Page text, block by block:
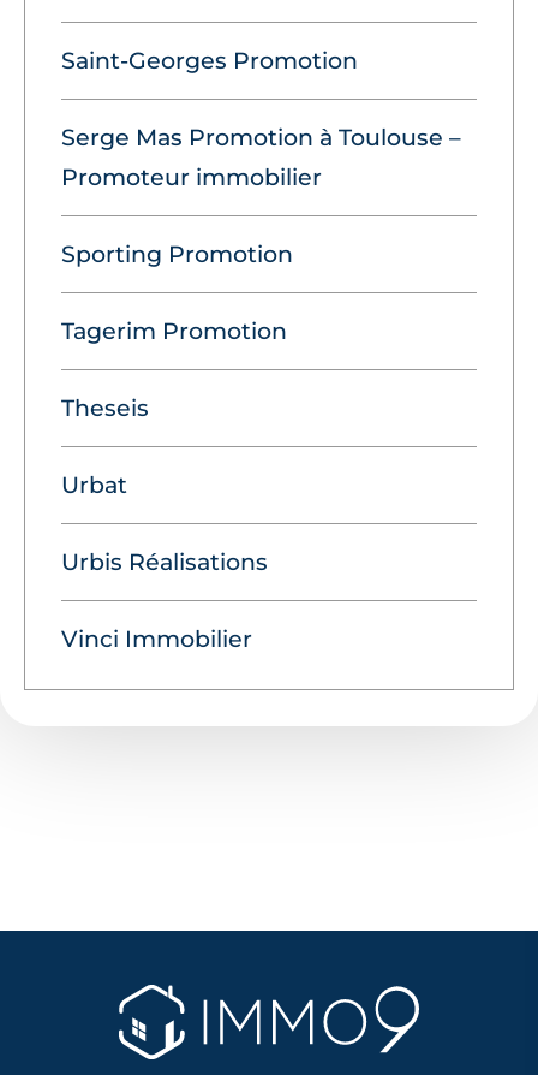
Saint-Georges Promotion
Serge Mas Promotion à Toulouse –
Promoteur immobilier
Sporting Promotion
Tagerim Promotion
Theseis
Urbat
Urbis Réalisations
Vinci Immobilier